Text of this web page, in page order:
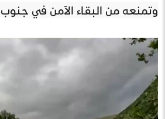
وتمنعه من البقاء الآمن في